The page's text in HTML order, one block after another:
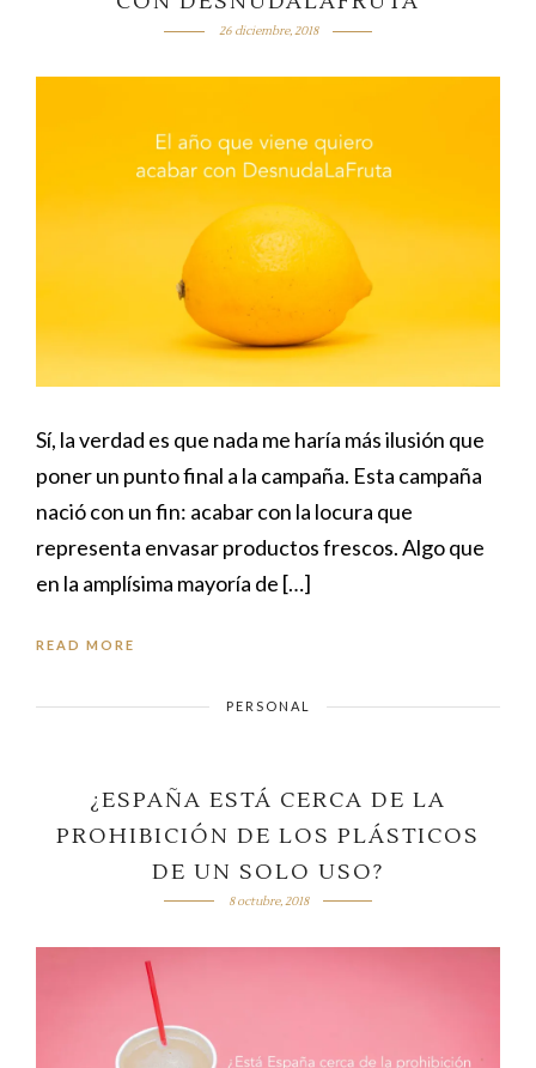
26 diciembre, 2018
Sí, la verdad es que nada me haría más ilusión que
poner un punto final a la campaña. Esta campaña
nació con un fin: acabar con la locura que
representa envasar productos frescos. Algo que
en la amplísima mayoría de […]
READ MORE
PERSONAL
¿ESPAÑA ESTÁ CERCA DE LA
PROHIBICIÓN DE LOS PLÁSTICOS
DE UN SOLO USO?
8 octubre, 2018